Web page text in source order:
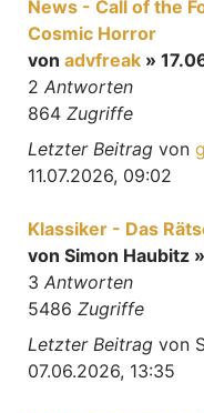
News - Call of the
Cosmic Horror
von advfreak »
2 Antworten
864 Zugriffe
Letzter Beitrag von
11.07.2026, 09:02
Klassiker - Das
von Simon Haubitz
3 Antworten
5486 Zugriffe
Letzter Beitrag von
07.06.2026, 13:35